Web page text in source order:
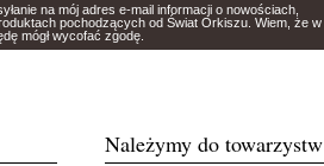
na mój adres e-mail informacji o nowościach,
pochodzących od Świat Orkiszu. Wiem, że w
mógł wycofać zgodę.
Należymy do towarzystw